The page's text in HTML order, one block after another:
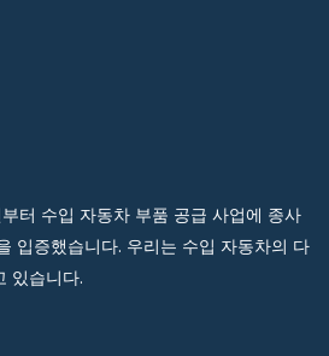
터 수입 자동차 부품 공급 사업에 종사
입증했습니다. 우리는 수입 자동차의 다
있습니다.